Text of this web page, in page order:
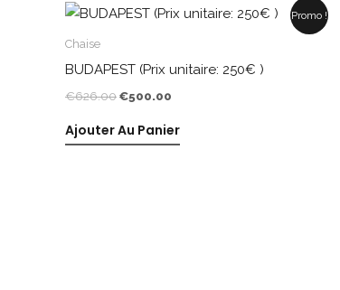
Promo !
Chaise
BUDAPEST (Prix unitaire: 250€ )
€626.00
Le
€626.00.
€500.00
Le
€500.00.
Ajouter Au Panier